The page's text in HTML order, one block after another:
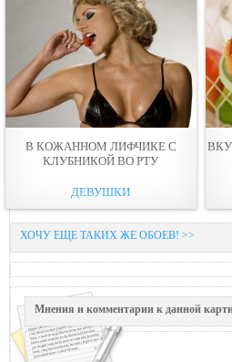
В КОЖАННОМ ЛИФЧИКЕ С
КЛУБНИКОЙ ВО РТУ
ДЕВУШКИ
ХОЧУ ЕЩЕ ТАКИХ ЖЕ ОБОЕВ! >>
Мнения и комментарии к данной